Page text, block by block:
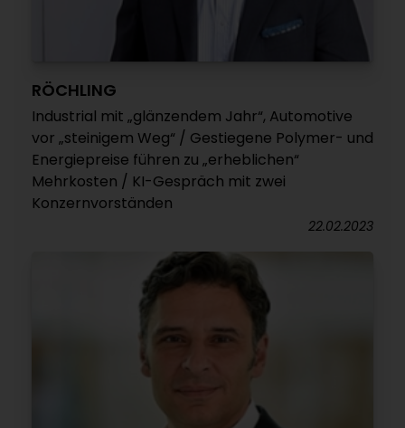
RÖCHLING
Industrial mit „glänzendem Jahr“, Automotive
vor „steinigem Weg“ / Gestiegene Polymer- und
Energiepreise führen zu „erheblichen“
Mehrkosten / KI-Gespräch mit zwei
Konzernvorständen
22.02.2023